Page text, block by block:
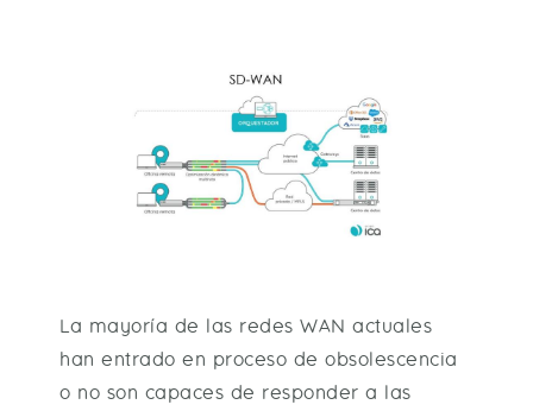
La mayoría de las redes WAN actuales
han entrado en proceso de obsolescencia
o no son capaces de responder a las